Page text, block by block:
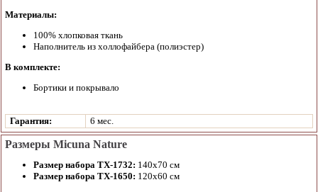
Материалы:
100% хлопковая ткань
Наполнитель из холлофайбера (полиэстер)
В комплекте:
Бортики и покрывало
Гарантия: 6 мес.
Размеры Micuna Nature
Размер набора TX-1732: 140х70 см
Размер набора TX-1650: 120x60 см